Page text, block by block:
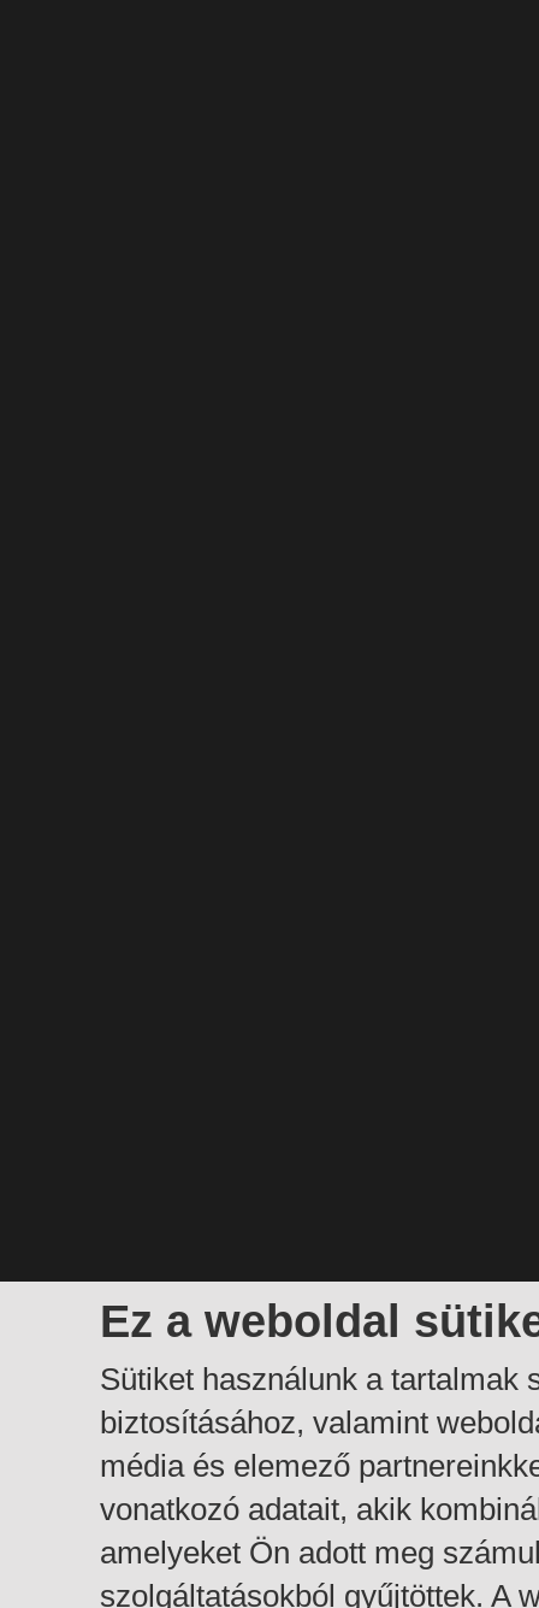
Ez a weboldal
Sütiket használunk a tartalmak
biztosításához, valamint
média és elemező
vonatkozó adatait, akik
amelyeket Ön adott meg
szolgáltatásokból gyűjtöttek. A